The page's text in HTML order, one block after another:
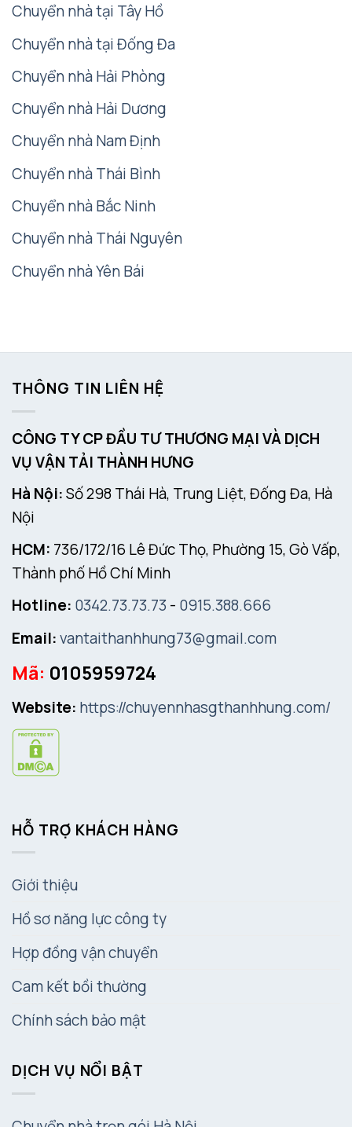
Chuyển nhà tại Tây Hồ
Chuyển nhà tại Đống Đa
Chuyển nhà Hải Phòng
Chuyển nhà Hải Dương
Chuyển nhà Nam Định
Chuyển nhà Thái Bình
Chuyển nhà Bắc Ninh
Chuyển nhà Thái Nguyên
Chuyển nhà Yên Bái
THÔNG TIN LIÊN HỆ
CÔNG TY CP ĐẦU TƯ THƯƠNG MẠI VÀ DỊCH
VỤ VẬN TẢI THÀNH HƯNG
Hà Nội:Số 298 Thái Hà, Trung Liệt, Đống Đa, Hà
Nội
HCM: 736/172/16 Lê Đức Thọ, Phường 15, Gò Vấp,
Thành phố Hồ Chí Minh
Hotline: 0342.73.73.73- 0915.388.666
Email:vantaithanhhung73@gmail.com
Mã: 0105959724
Website: https://chuyennhasgthanhhung.com/
HỖ TRỢ KHÁCH HÀNG
Giới thiệu
Hồ sơ năng lực công ty
Hợp đồng vận chuyển
Cam kết bồi thường
Chính sách bảo mật
DỊCH VỤ NỔI BẬT